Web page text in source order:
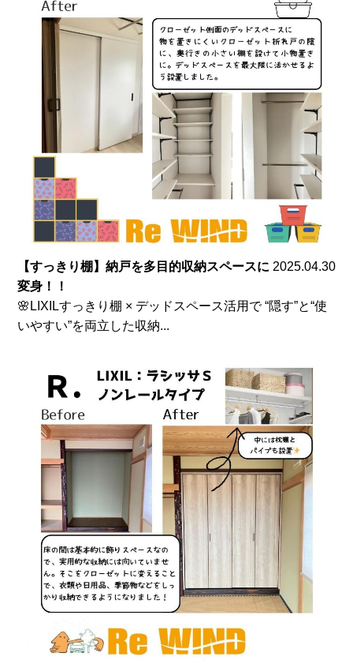
【すっきり棚】納戸を多目的収納スペースに
変身！！
2025.04.30
🌸LIXILすっきり棚 × デッドスペース活用で “隠す”と“使
いやすい”を両立した収納...